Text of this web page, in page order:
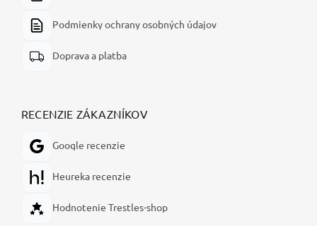
Podmienky ochrany osobných údajov
Doprava a platba
RECENZIE ZÁKAZNÍKOV
Google recenzie
Heureka recenzie
Hodnotenie Trestles-shop